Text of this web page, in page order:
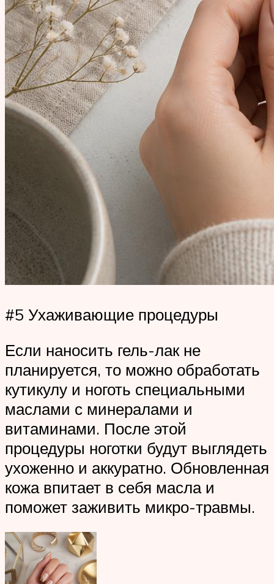
#5 Ухаживающие процедуры
Если наносить гель-лак не
планируется, то можно обработать
кутикулу и ноготь специальными
маслами с минералами и
витаминами. После этой
процедуры ноготки будут выглядеть
ухоженно и аккуратно. Обновленная
кожа впитает в себя масла и
поможет заживить микро-травмы.